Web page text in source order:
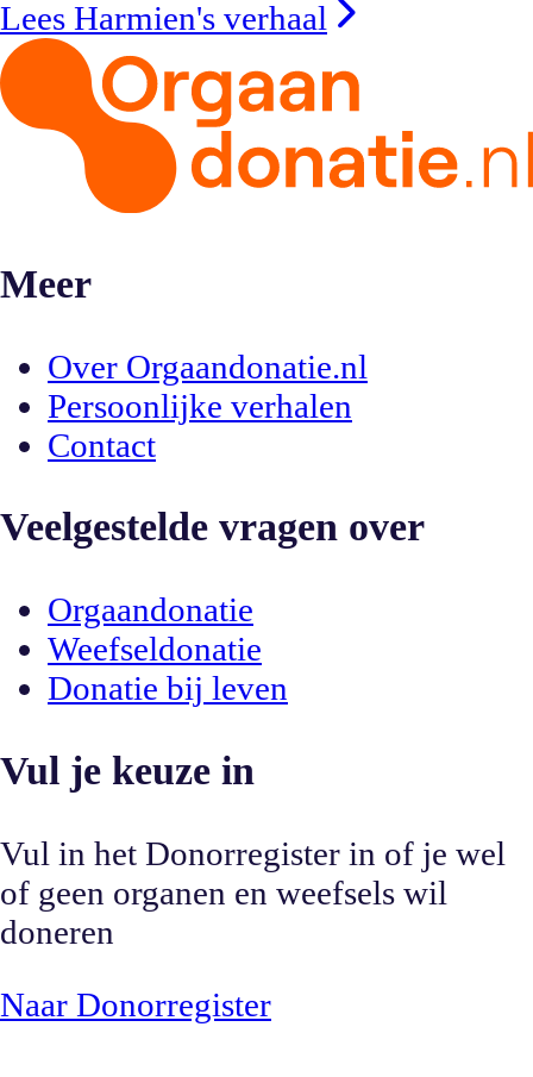
Lees Harmien's verhaal
Meer
Over Orgaandonatie.nl
Persoonlijke verhalen
Contact
Veelgestelde vragen over
Orgaandonatie
Weefseldonatie
Donatie bij leven
Vul je keuze in
Vul in het Donorregister in of je wel
of geen organen en weefsels wil
doneren
Naar Donorregister